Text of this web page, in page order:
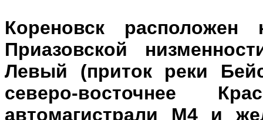
Кореновск
Приазовской
Левый (приток реки
северо-восточнее
автомагистрали М4 и